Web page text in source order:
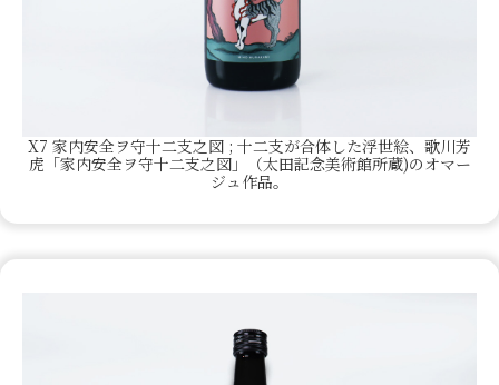
X7 家内安全ヲ守十二支之図 ; 十二支が合体した浮世絵、歌川芳
虎「家内安全ヲ守十二支之図」（太田記念美術館所蔵)のオマー
ジュ作品。